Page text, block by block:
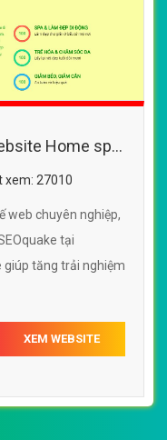
Home spa
xem: 27010
web chuyên nghiệp,
tại
giúp tăng trải nghiệm
XEM WEBSITE